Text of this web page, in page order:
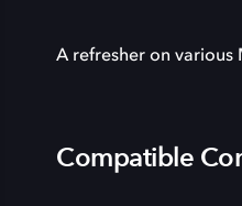
A refresher on various
Compatible